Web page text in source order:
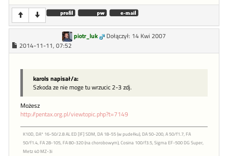
piotr_luk
Dołączył: 14 Kwi 2007
2014-11-11, 07:52
karols napisał/a:
Szkoda ze nie moge tu wrzucic 2-3 zdj.
Możesz
http://pentax.org.pl/viewtopic.php?t=7149
K10D, DA* 16-50/2.8 AL ED [IF] SDM, DA 18-55 (w pudełku), DA 50-200, A 50/f1.7, FA
50/f1.4, FA 28-105, FA 80-320 (na chorobowym), Cosina 100/f3.5, Sigma EF-500 DG Super,
Metz 40 MZ-3i